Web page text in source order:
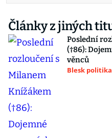
Články z jiných
Poslední
(†86):
věnců
Blesk politika